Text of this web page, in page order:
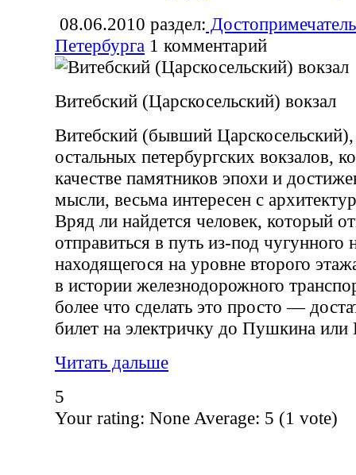
08.06.2010 раздел:
Петербурга 1 комментарий
Витебский (Царскосельский) вокзал
Витебский (бывший Царскосельский),
остальных петербургских вокзалов,
качестве памятников эпохи и
мысли, весьма интересен с
Вряд ли найдется человек, который
отправиться в путь из-под чугунного
находящегося на уровне второго
в истории железнодорожного
более что сделать это просто —
билет на электричку до Пушкина или
Читать дальше
5
Your rating: None Average: 5 (1 vote)